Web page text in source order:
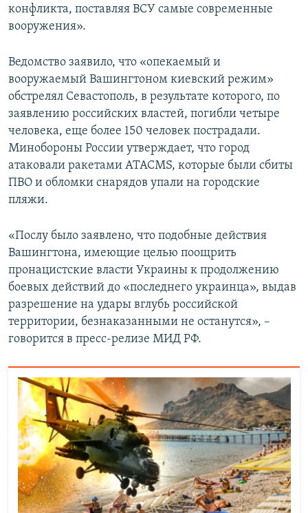
конфликта, поставляя ВСУ самые современные
вооружения».
Ведомство заявило, что «опекаемый и
вооружаемый Вашингтоном киевский режим»
обстрелял Севастополь, в результате которого, по
заявлению российских властей, погибли четыре
человека, еще более 150 человек пострадали.
Минобороны России утверждает, что город
атаковали ракетами ATACMS, которые были сбиты
ПВО и обломки снарядов упали на городские
пляжи.
«Послу было заявлено, что подобные действия
Вашингтона, имеющие целью поощрить
пронацистские власти Украины к продолжению
боевых действий до «последнего украинца», выдав
разрешение на удары вглубь российской
территории, безнаказанными не останутся», –
говорится в пресс-релизе МИД РФ.